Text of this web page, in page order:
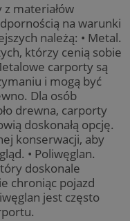
materiałów
na warunki
należą: • Metal.
którzy cenią sobie
carporty są
i mogą być
Dla osób
drewna, carporty
doskonałą opcję.
konserwacji, aby
• Poliwęglan.
doskonale
chroniąc pojazd
jest często